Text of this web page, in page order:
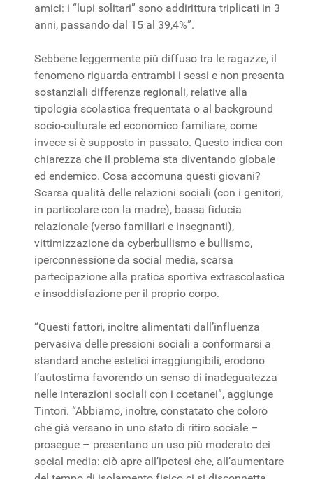
amici: i “lupi solitari” sono addirittura triplicati in 3
anni, passando dal 15 al 39,4%”.
Sebbene leggermente più diffuso tra le ragazze, il
fenomeno riguarda entrambi i sessi e non presenta
sostanziali differenze regionali, relative alla
tipologia scolastica frequentata o al background
socio-culturale ed economico familiare, come
invece si è supposto in passato. Questo indica con
chiarezza che il problema sta diventando globale
ed endemico. Cosa accomuna questi giovani?
Scarsa qualità delle relazioni sociali (con i genitori,
in particolare con la madre), bassa fiducia
relazionale (verso familiari e insegnanti),
vittimizzazione da cyberbullismo e bullismo,
iperconnessione da social media, scarsa
partecipazione alla pratica sportiva extrascolastica
e insoddisfazione per il proprio corpo.
“Questi fattori, inoltre alimentati dall’influenza
pervasiva delle pressioni sociali a conformarsi a
standard anche estetici irraggiungibili, erodono
l’autostima favorendo un senso di inadeguatezza
nelle interazioni sociali con i coetanei”, aggiunge
Tintori. “Abbiamo, inoltre, constatato che coloro
che già versano in uno stato di ritiro sociale –
prosegue – presentano un uso più moderato dei
social media: ciò apre all’ipotesi che, all’aumentare